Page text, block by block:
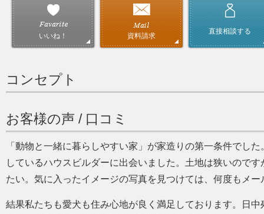
いいね！ 資料請求
直接相談する
コンセプト
お客様の声 / 口コミ
動物と一緒に暮らしやすい家
が家造りの第一条件でし
しているハウスビルダーに出会いました。土地は狭いので
たい。気に入ったイメージの写真を見つけては、何度もメ
結果私たちも愛犬も住み心地が良く満足しております。日